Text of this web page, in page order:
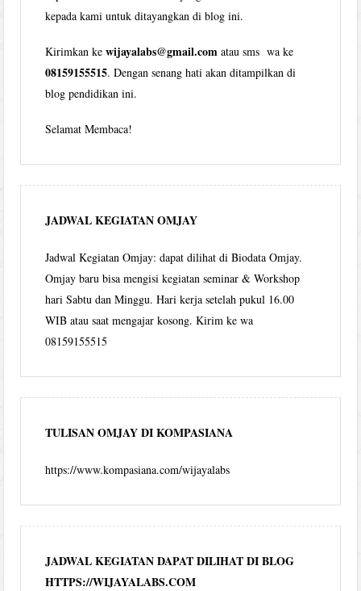
kepada kami untuk ditayangkan di blog ini.
Kirimkan kewijayalabs@gmail.com atau sms wa ke
08159155515. Dengan senang hati akan ditampilkan di
blog pendidikan ini.
Selamat Membaca!
JADWAL KEGIATAN OMJAY
Jadwal Kegiatan Omjay: dapat dilihat di Biodata Omjay.
Omjay baru bisa mengisi kegiatan seminar & Workshop
hari Sabtu dan Minggu. Hari kerja setelah pukul 16.00
WIB atau saat mengajar kosong. Kirim ke wa
08159155515
TULISAN OMJAY DI KOMPASIANA
https://www.kompasiana.com/wijayalabs
JADWAL KEGIATAN DAPAT DILIHAT DI BLOG
HTTPS://WIJAYALABS.COM